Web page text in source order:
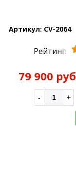
Артикул: CV-2064
Рейтинг:
79 900 руб